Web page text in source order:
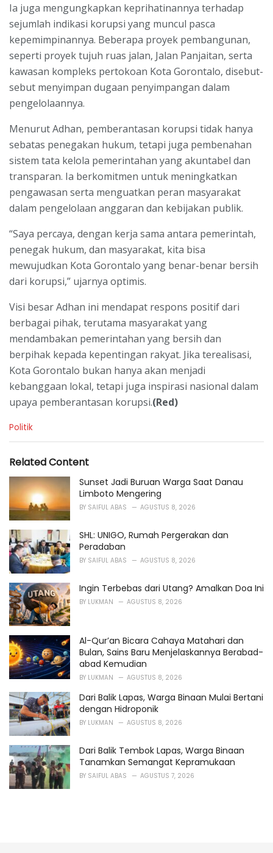
Ia juga mengungkapkan keprihatinannya terhadap
sejumlah indikasi korupsi yang muncul pasca
kepemimpinannya. Beberapa proyek pembangunan,
seperti proyek tujuh ruas jalan, Jalan Panjaitan, serta
kawasan kompleks pertokoan Kota Gorontalo, disebut-
sebut menyimpan dugaan penyimpangan dalam
pengelolaannya.
Menurut Adhan, pemberantasan korupsi tidak hanya
sebatas penegakan hukum, tetapi juga pembenahan
sistem tata kelola pemerintahan yang akuntabel dan
transparan. Ia berkomitmen untuk meningkatkan
pengawasan serta menguatkan peran masyarakat
dalam pengelolaan anggaran dan kebijakan publik.
“Saya percaya, dengan kerja sama antara pemerintah,
penegak hukum, dan masyarakat, kita bisa
mewujudkan Kota Gorontalo yang benar-benar bersih
dari korupsi,” ujarnya optimis.
Visi besar Adhan ini mendapat respons positif dari
berbagai pihak, terutama masyarakat yang
mendambakan pemerintahan yang bersih dan
berpihak kepada kepentingan rakyat. Jika terealisasi,
Kota Gorontalo bukan hanya akan menjadi
kebanggaan lokal, tetapi juga inspirasi nasional dalam
upaya pemberantasan korupsi.(Red)
C
e
o
r
i
e
:
Politik
Related Content
Sunset Jadi Buruan Warga Saat Danau
Limboto Mengering
BY SAIFUL ABAS AGUSTUS 8, 2026
SHL: UNIGO, Rumah Pergerakan dan
Peradaban
BY SAIFUL ABAS AGUSTUS 8, 2026
Ingin Terbebas dari Utang? Amalkan Doa Ini
BY LUKMAN AGUSTUS 8, 2026
Al-Qur’an Bicara Cahaya Matahari dan
Bulan, Sains Baru Menjelaskannya Berabad-
abad Kemudian
BY LUKMAN AGUSTUS 8, 2026
Dari Balik Lapas, Warga Binaan Mulai Bertani
dengan Hidroponik
BY LUKMAN AGUSTUS 8, 2026
Dari Balik Tembok Lapas, Warga Binaan
Tanamkan Semangat Kepramukaan
BY SAIFUL ABAS AGUSTUS 7, 2026